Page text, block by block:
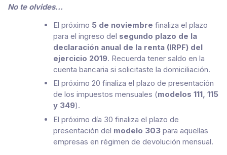
No te olvides…
El próximo 5 de noviembre finaliza el plazo
para el ingreso del segundo plazo de la
declaración anual de la renta (IRPF) del
ejercicio 2019. Recuerda tener saldo en la
cuenta bancaria si solicitaste la domiciliación.
El próximo 20 finaliza el plazo de presentación
de los impuestos mensuales (modelos 111, 115
y 349).
El próximo día 30 finaliza el plazo de
presentación del modelo 303 para aquellas
empresas en régimen de devolución mensual.